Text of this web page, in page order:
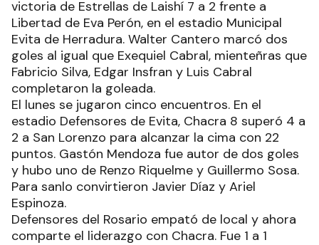
victoria de Estrellas de Laishí 7 a 2 frente a
Libertad de Eva Perón, en el estadio Municipal
Evita de Herradura. Walter Cantero marcó dos
goles al igual que Exequiel Cabral, mienteñras que
Fabricio Silva, Edgar Insfran y Luis Cabral
completaron la goleada.
El lunes se jugaron cinco encuentros. En el
estadio Defensores de Evita, Chacra 8 superó 4 a
2 a San Lorenzo para alcanzar la cima con 22
puntos. Gastón Mendoza fue autor de dos goles
y hubo uno de Renzo Riquelme y Guillermo Sosa.
Para sanlo convirtieron Javier Díaz y Ariel
Espinoza.
Defensores del Rosario empató de local y ahora
comparte el liderazgo con Chacra. Fue 1 a 1